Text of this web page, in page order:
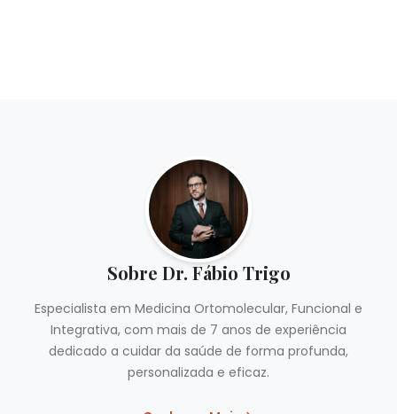
Sobre Dr. Fábio Trigo
Especialista em Medicina Ortomolecular, Funcional e
Integrativa, com mais de 7 anos de experiência
dedicado a cuidar da saúde de forma profunda,
personalizada e eficaz.